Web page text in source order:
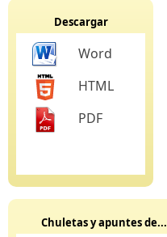
Descargar
Word
HTML
PDF
Chuletas y apuntes de...